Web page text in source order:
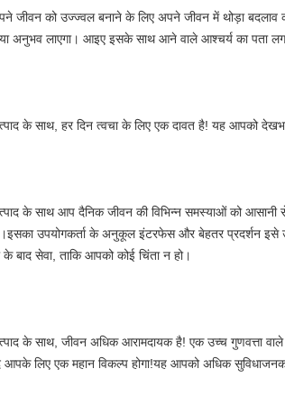
जीवन को उज्ज्वल बनाने के लिए अपने जीवन में थोड़ा
अनुभव लाएगा। आइए इसके साथ आने वाले आश्चर्य का पता
के साथ, हर दिन त्वचा के लिए एक दावत है! यह आपको
के साथ आप दैनिक जीवन की विभिन्न समस्याओं को
उपयोगकर्ता के अनुकूल इंटरफेस और बेहतर प्रदर्शन
के बाद सेवा, ताकि आपको कोई चिंता न हो।
के साथ, जीवन अधिक आरामदायक है! एक उच्च गुणवत्ता
आपके लिए एक महान विकल्प होगा!यह आपको अधिक